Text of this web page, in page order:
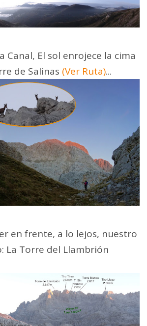
Canal, El sol enrojece la cima
de Salinas (Ver Ruta)...
en frente, a lo lejos, nuestro
La Torre del Llambrión